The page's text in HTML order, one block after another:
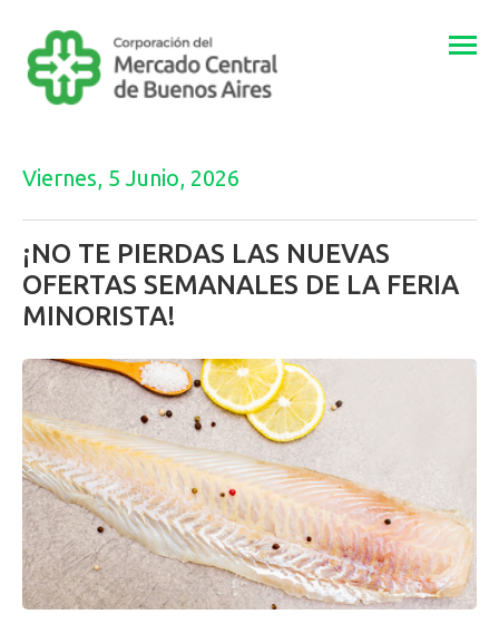
Viernes, 5 Junio, 2026
¡NO TE PIERDAS LAS NUEVAS
OFERTAS SEMANALES DE LA FERIA
MINORISTA!